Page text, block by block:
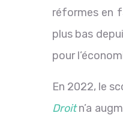
réformes en
plus bas
pour
En 2022, le
Droitn’a